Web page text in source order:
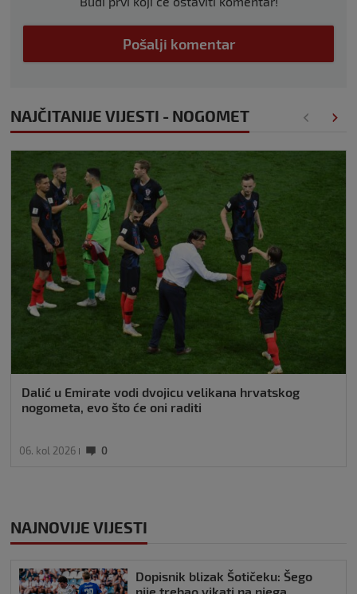
Pošalji komentar
NAJČITANIJE VIJESTI - NOGOMET
Dalić u Emirate vodi dvojicu velikana hrvatskog
nogometa, evo što će oni raditi
06. kol 2026 0
NAJNOVIJE VIJESTI
Dopisnik blizak Šotičeku: Šego
nije trebao vikati na njega,